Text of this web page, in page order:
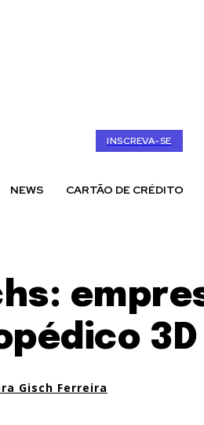
INSCREVA-SE
NEWS CARTÃO DE CRÉDITO
3D
Gisch Ferreira